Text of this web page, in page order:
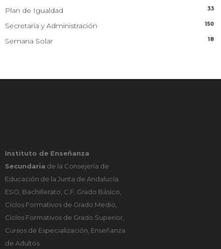
Plan de Igualdad 33
Secretaría y Administración 150
Semana Solar 18
Instituto de Enseñanza
Secundaria de la Consejería de
Educación de la Junta de Andalucía.
ESO, Bachillerato, C.F. Grado Básico,
Ciclos Formativos de Grado Medio,
Ciclos Formativos de Grado Superior,
Cursos de Especialización, Enseñanza
de Adultos.